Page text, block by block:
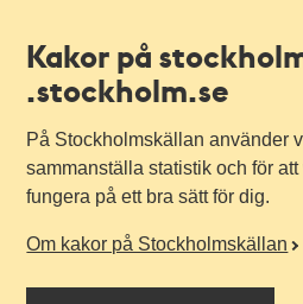
Kakor på
.stockholm.se
På Stockholmskällan använder
sammanställa statistik och för
fungera på ett bra sätt för dig.
Om kakor på Stockholmskällan